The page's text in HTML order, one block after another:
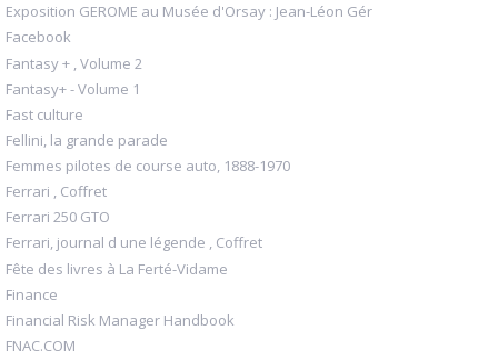
Exposition GEROME au Musée d'Orsay : Jean-Léon Gér
Facebook
Fantasy + , Volume 2
Fantasy+ - Volume 1
Fast culture
Fellini, la grande parade
Femmes pilotes de course auto, 1888-1970
Ferrari , Coffret
Ferrari 250 GTO
Ferrari, journal d une légende , Coffret
Fête des livres à La Ferté-Vidame
Finance
Financial Risk Manager Handbook
FNAC.COM